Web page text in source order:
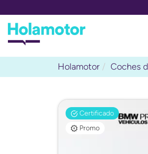
Holamotor Coches
Certificado
Promo